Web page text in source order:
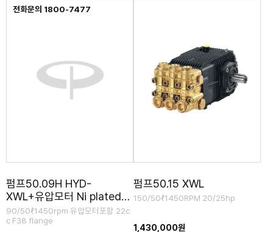
전화문의 1800-7477
펌프50.09H HYD-
XWL+유압모터 Ni plated
Brass head
90/50ℓ1450rpm 유압모터포함 22c
c F38 flange
펌프50.15 XWL
150/50ℓ1450RPM 20/25hp
1,430,000원